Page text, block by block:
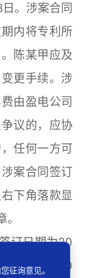
。涉案合同
内将专利所
陈某甲应及
更手续。涉
由盈电公司
议的，应协
任何一方可
案合同签订
下角落款显
订日期为20
生效日为20
征询意见。